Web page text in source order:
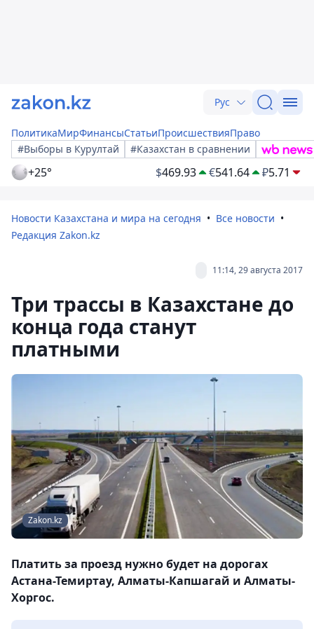
Рус
ПолитикаМирФинансыСтатьиПроисшествияПраво
#Выборы в Курултай
#Казахстан в сравнении
+25° $469.93 €541.64 ₽5.71
Новости Казахстана и мира на сегодня
Все новости
Редакция Zakon.kz
11:14, 29 августа 2017
Три трассы в Казахстане до
конца года станут
платными
Zakon.kz
Платить за проезд нужно будет на дорогах
Астана-Темиртау, Алматы-Капшагай и Алматы-
Хоргос.